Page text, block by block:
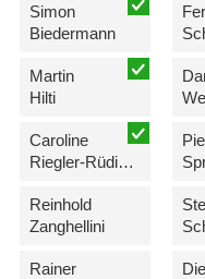
Simon
Biedermann
Martin
Hilti
Caroline
Riegler-Rüdisser
Reinhold
Zanghellini
Rainer